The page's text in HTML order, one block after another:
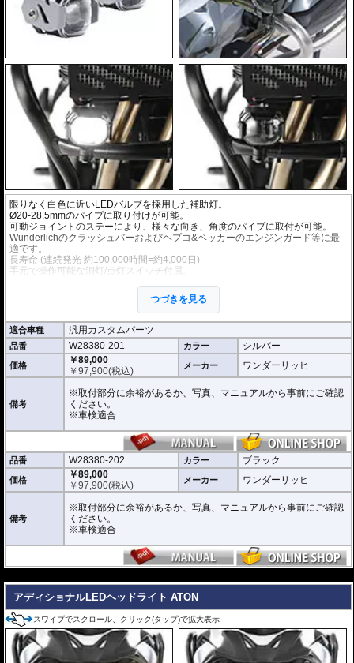
限りなく白色に近いLEDバルブを採用した補助灯。
Ø20-28.5mmのパイプに取り付けが可能。
可動ジョイントのステーにより、様々な向き、角度のパイプに取付が可能。
Wunderlichのクラッシュバーおよびヘプコ&ベッカーのエンジンガード等に最
適です。
長寿命 (連続発光 約100,000時間=約4,000日)
手元で操作可能な消灯/点灯スイッチ付属。
※車検対応
こちらのキットのスイッチはテルテールがありませんが下記を根拠に車検対応
です。(自動車技術総合機構に確認済み)
自動車技術総合機構審査事務規程
・操縦装置 性能要件 書面等による審査 第7章 7-12-1-2 (2) / 第8章 8-12
・前部霧灯 取付要件 視認等による審査 第7章 7-70-3 (1) / 第8章 8-70-3
つづきを見る
適合車種 汎用カスタムパーツ
品番 W28380-201 カラー シルバー
価格
￥89,000
￥97,900(税込) メーカー ワンダーリッヒ
備考
※取付部分に余裕があるか、写真、マニュアルから事前にご確認
ください。
※車検適合
品番 W28380-202 カラー ブラック
価格
￥89,000
￥97,900(税込) メーカー ワンダーリッヒ
備考
※取付部分に余裕があるか、写真、マニュアルから事前にご確認
ください。
※車検適合
アディショナルLEDヘッドライト ATON
スワイプでスクロール、クリック(タップ)で拡大表示